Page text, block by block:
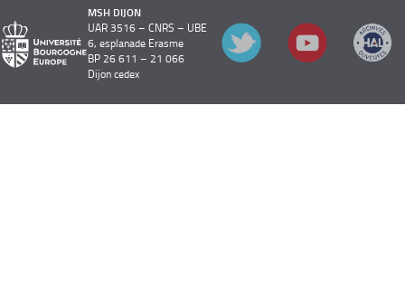
MSH DIJON
UAR 3516 – CNRS – UBE
6, esplanade Erasme
BP 26 611 – 21 066
Dijon cedex